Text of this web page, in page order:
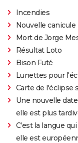
Incendies
Nouvelle canicule
Mort de Jorge
Résultat Loto
Bison Futé
Lunettes pour
Carte de l'éclipse
Une nouvelle
elle est plus
C'est la langue
elle est